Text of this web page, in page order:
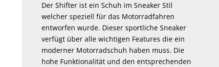
der
Produktseite
gewählt
werden
Der Shifter ist ein Schuh im Sneaker Stil
welcher speziell für das Motorradfahren
entworfen wurde. Dieser sportliche Sneaker
verfügt über alle wichtigen Features die ein
moderner Motorradschuh haben muss. Die
hohe Funktionalität und den entsprechenden